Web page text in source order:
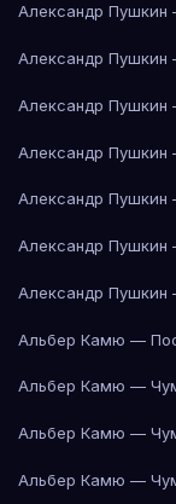
Александр Пушкин
Александр Пушкин
Александр Пушкин
Александр Пушкин
Александр Пушкин
Александр Пушкин
Александр Пушкин
Альбер Камю —
Альбер Камю —
Альбер Камю —
Альбер Камю —